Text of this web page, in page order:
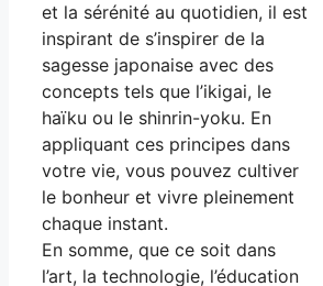
et la sérénité au quotidien, il est
inspirant de s’inspirer de la
sagesse japonaise avec des
concepts tels que l’ikigai, le
haïku ou le shinrin-yoku. En
appliquant ces principes dans
votre vie, vous pouvez cultiver
le bonheur et vivre pleinement
chaque instant.
En somme, que ce soit dans
l’art, la technologie, l’éducation